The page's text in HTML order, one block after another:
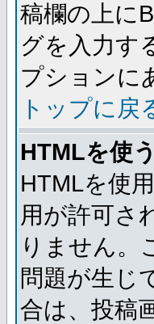
稿欄の上に
グを入力す
プションに
トップに戻
HTMLを使
HTMLを使
用が許可さ
りません。
問題が生じ
合は、投稿